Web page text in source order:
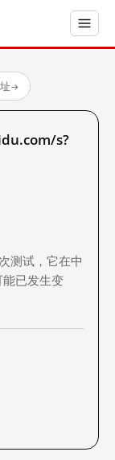
→
s?
测试，它在中
已发生变